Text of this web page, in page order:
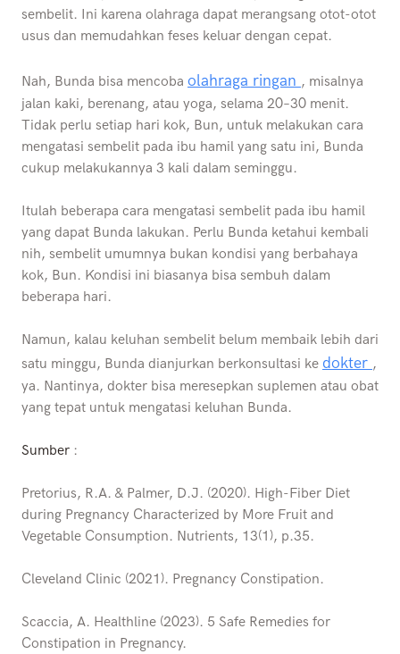
sembelit. Ini karena olahraga dapat merangsang otot-otot
usus dan memudahkan feses keluar dengan cepat.
Nah, Bunda bisa mencoba olahraga ringan , misalnya
jalan kaki, berenang, atau yoga, selama 20–30 menit.
Tidak perlu setiap hari kok, Bun, untuk melakukan cara
mengatasi sembelit pada ibu hamil yang satu ini, Bunda
cukup melakukannya 3 kali dalam seminggu.
Itulah beberapa cara mengatasi sembelit pada ibu hamil
yang dapat Bunda lakukan. Perlu Bunda ketahui kembali
nih, sembelit umumnya bukan kondisi yang berbahaya
kok, Bun. Kondisi ini biasanya bisa sembuh dalam
beberapa hari.
Namun, kalau keluhan sembelit belum membaik lebih dari
satu minggu, Bunda dianjurkan berkonsultasi ke dokter ,
ya. Nantinya, dokter bisa meresepkan suplemen atau obat
yang tepat untuk mengatasi keluhan Bunda.
Sumber :
Pretorius, R.A. & Palmer, D.J. (2020). High-Fiber Diet
during Pregnancy Characterized by More Fruit and
Vegetable Consumption. Nutrients, 13(1), p.35.
Cleveland Clinic (2021). Pregnancy Constipation.
Scaccia, A. Healthline (2023). 5 Safe Remedies for
Constipation in Pregnancy.